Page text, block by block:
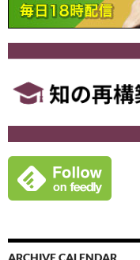
ARCHIVE CALENDAR